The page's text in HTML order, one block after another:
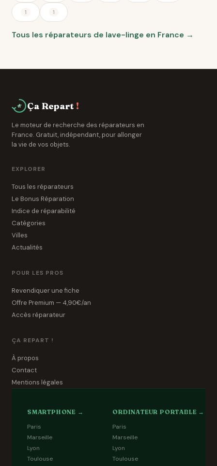
1 1
Tous les réparateurs de lave-linge en France →
Ça Repart !
Le moteur de recherche des réparateurs en
France. Gratuit, indépendant, pour allonger
la vie de vos objets.
EXPLORER
Tous les réparateurs
Le Bonus Réparation
Indice de réparabilité
Catégories
Villes
Actualités
POUR LES PROS
Revendiquer une fiche
Offre Premium — 4,90€/an
Accès réparateur
ÇA REPART !
À propos
Contact
Mentions légales
SMARTPHONE →
Paris
Marseille
Lyon
Toulouse
ORDINATEUR PORTABLE →
Paris
Marseille
Lyon
Toulouse